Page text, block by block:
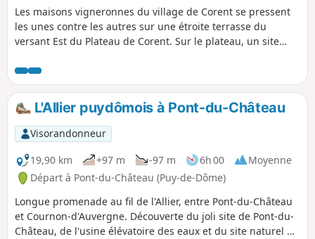
Les maisons vigneronnes du village de Corent se pressent
les unes contre les autres sur une étroite terrasse du
versant Est du Plateau de Corent. Sur le plateau, un site
agglomération gauloise puis romaine. Sur les versants du
plateau sont cultivées les parcelles de vignes de l'AOP Côtes
d'Auvergne Corent. Vous pouvez y apercevoir des chamois.
En bas du plateau, les rives de l'Allier sont riches de sources
gazeuses.
L'Allier puydômois à Pont-du-Château
Visorandonneur
19,90 km
+97 m -97 m 6h 00
Moyenne
Départ à Pont-du-Château (Puy-de-Dôme)
Longue promenade au fil de l'Allier, entre Pont-du-Château
et Cournon-d'Auvergne. Découverte du joli site de Pont-du-
Château, de l'usine élévatoire des eaux et du site naturel de